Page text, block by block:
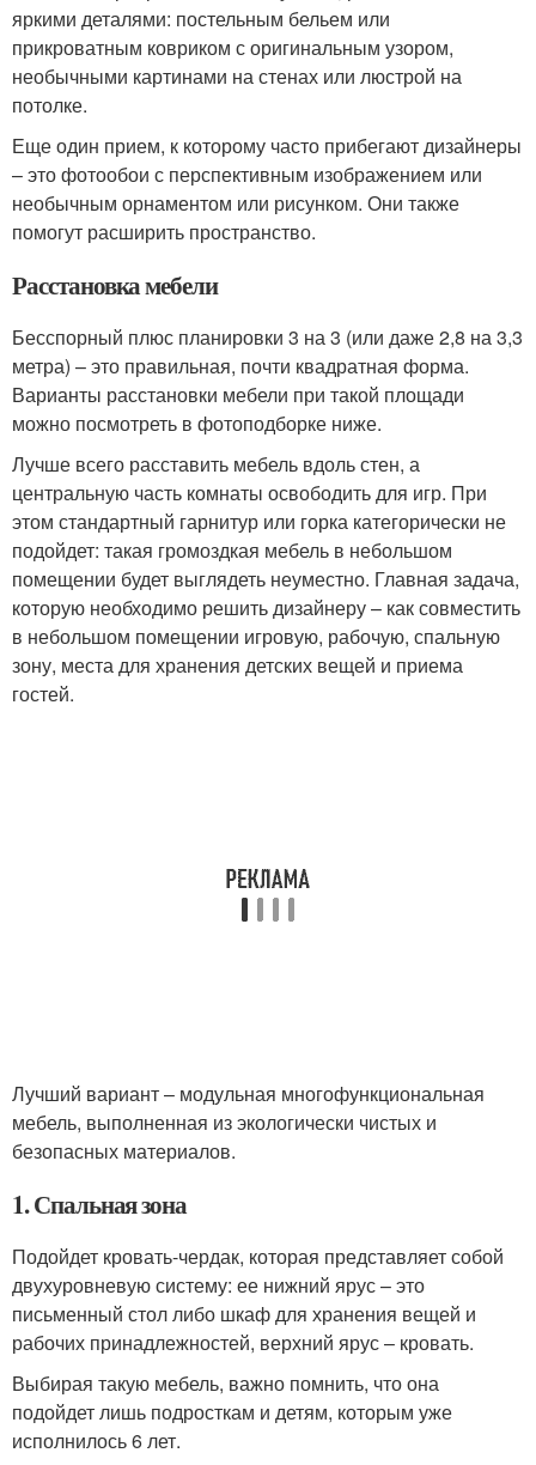
яркими деталями: постельным бельем или
прикроватным ковриком с оригинальным узором,
необычными картинами на стенах или люстрой на
потолке.
Еще один прием, к которому часто прибегают дизайнеры
– это фотообои с перспективным изображением или
необычным орнаментом или рисунком. Они также
помогут расширить пространство.
Расстановка мебели
Бесспорный плюс планировки 3 на 3 (или даже 2,8 на 3,3
метра) – это правильная, почти квадратная форма.
Варианты расстановки мебели при такой площади
можно посмотреть в фотоподборке ниже.
Лучше всего расставить мебель вдоль стен, а
центральную часть комнаты освободить для игр. При
этом стандартный гарнитур или горка категорически не
подойдет: такая громоздкая мебель в небольшом
помещении будет выглядеть неуместно. Главная задача,
которую необходимо решить дизайнеру – как совместить
в небольшом помещении игровую, рабочую, спальную
зону, места для хранения детских вещей и приема
гостей.
Лучший вариант – модульная многофункциональная
мебель, выполненная из экологически чистых и
безопасных материалов.
1. Спальная зона
Подойдет кровать-чердак, которая представляет собой
двухуровневую систему: ее нижний ярус – это
письменный стол либо шкаф для хранения вещей и
рабочих принадлежностей, верхний ярус – кровать.
Выбирая такую мебель, важно помнить, что она
подойдет лишь подросткам и детям, которым уже
исполнилось 6 лет.